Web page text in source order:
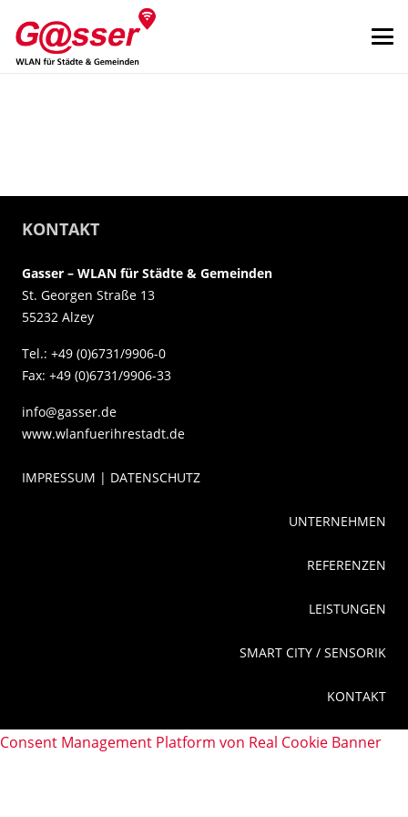
KONTAKT
Gasser – WLAN für Städte & Gemeinden
St. Georgen Straße 13
55232 Alzey
Tel.: +49 (0)6731/9906-0
Fax: +49 (0)6731/9906-33
info@gasser.de
www.wlanfuerihrestadt.de
IMPRESSUM | DATENSCHUTZ
UNTERNEHMEN
REFERENZEN
LEISTUNGEN
SMART CITY / SENSORIK
KONTAKT
Consent Management Platform von Real Cookie Banner